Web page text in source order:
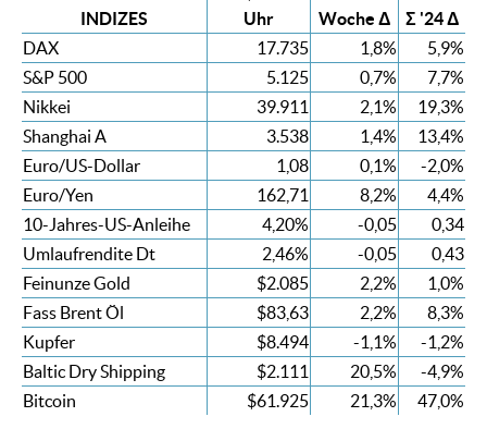
INDIZES
Uhr
Woche Δ
Σ '24 Δ
DAX
17.735 1,8%
5,9%
S&P 500
5.125 0,7%
7,7%
Nikkei
39.911 2,1%
19,3%
Shanghai A
3.538 1,4%
13,4%
Euro/US-Dollar
1,08 0,1%
-2,0%
Euro/Yen
162,71 8,2%
4,4%
10-Jahres-US-Anleihe
4,20% -0,05
0,34
Umlaufrendite Dt
2,46% -0,05
0,43
Feinunze Gold
$2.085 2,2%
1,0%
Fass Brent Öl
$83,63 2,2%
8,3%
Kupfer
$8.494 -1,1%
-1,2%
Baltic Dry Shipping
$2.111 20,5%
-4,9%
Bitcoin
$61.925 21,3% 47,0%